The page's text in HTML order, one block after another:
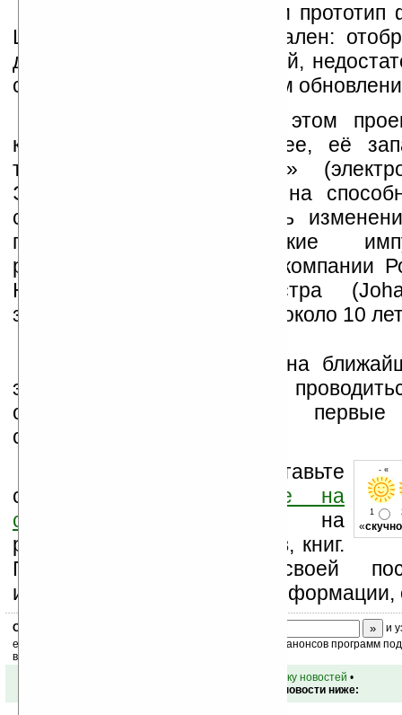
Следует отметить, что и
Logic тоже далеко не идеален:
два цвета – чёрный и белый,
со сравнительно медленным
Центральное место в этом
компании Liquavista, вернее, её
технологии «electrowetting»
Эта технология основана на
слоя жидкости реагировать
подаваемые электрические
разработкой специалисты компании
Hayes) и Йохан Финстра
занимаются на протяжении около 10
Учёные объявили, что на
электроники, которая будет
они продемонстрируют первые
совместной работы.
- «
1
«скучно
Оцените новость и оставьте
свой комментарий
ниже на
странице
на
рассылку новостей, файлов, книг.
Поддержите Ладошки своей
изучением коммерческой
Скоро
и
ежедневный или еженедельный дайджест новостей, анонсов программ
ваш почтовый ящик.
вернуться к списку новостей •
Обсуждение этой новости ниже: